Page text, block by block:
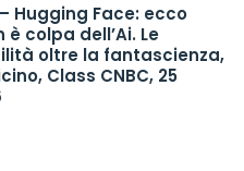
Hugging Face: ecco
è colpa dell’Ai. Le
oltre la fantascienza,
Class CNBC, 25